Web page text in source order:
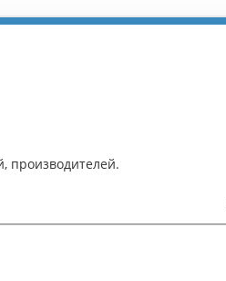
производителей.